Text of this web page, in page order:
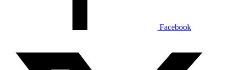
Facebook